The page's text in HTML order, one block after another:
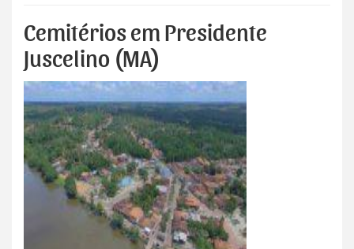
Cemitérios em Presidente
Juscelino (MA)